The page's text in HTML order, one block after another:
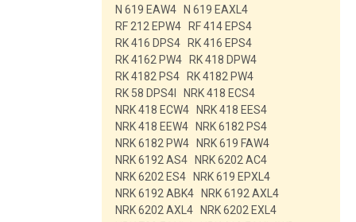
N 619 EAW4
N 619 EAXL4
RF 212 EPW4
RF 414 EPS4
RK 416 DPS4
RK 416 EPS4
RK 4162 PW4
RK 418 DPW4
RK 4182 PS4
RK 4182 PW4
RK 58 DPS4I
NRK 418 ECS4
NRK 418 ECW4
NRK 418 EES4
NRK 418 EEW4
NRK 6182 PS4
NRK 6182 PW4
NRK 619 FAW4
NRK 6192 AS4
NRK 6202 AC4
NRK 6202 ES4
NRK 619 EPXL4
NRK 6192 ABK4
NRK 6192 AXL4
NRK 6202 AXL4
NRK 6202 EXL4